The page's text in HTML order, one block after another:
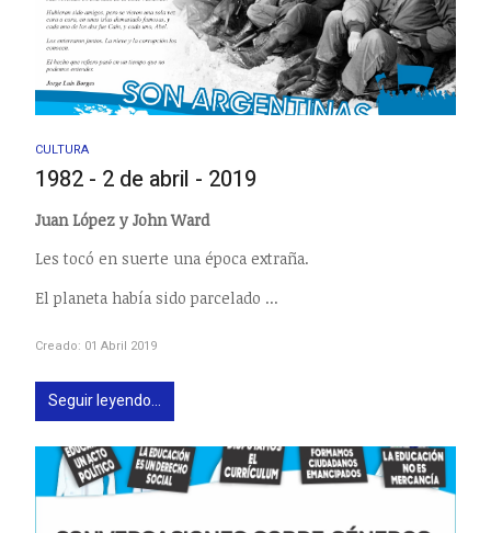
CULTURA
1982 - 2 de abril - 2019
Juan López y John Ward
Les tocó en suerte una época extraña.
El planeta había sido parcelado ...
Creado: 01 Abril 2019
Seguir leyendo...